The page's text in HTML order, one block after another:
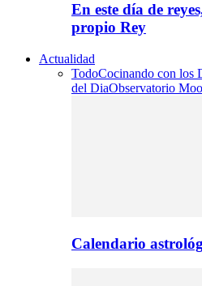
En este día de
propio Rey
Actualidad
TodoCocinando con los
del DiaObservatorio
Calendario